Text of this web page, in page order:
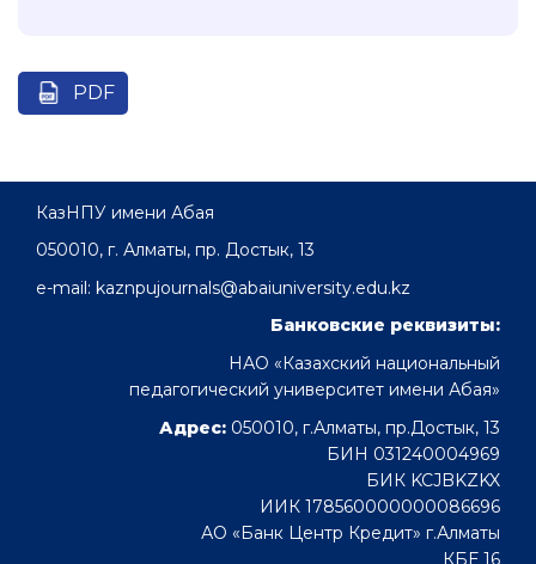
PDF
КазНПУ имени Абая
050010, г. Алматы, пр. Достык, 13
e-mail: kaznpujournals@abaiuniversity.edu.kz
Банковские реквизиты:
НАО «Казахский национальный
педагогический университет имени Абая»
Адрес: 050010, г.Алматы, пр.Достык, 13
БИН 031240004969
БИК KCJBKZKX
ИИК 178560000000086696
АО «Банк Центр Кредит» г.Алматы
КБЕ 16